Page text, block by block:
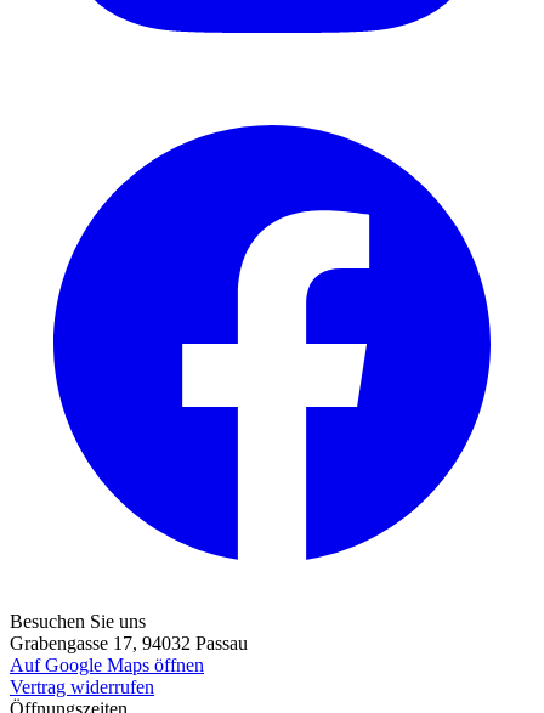
Besuchen Sie uns
Grabengasse 17, 94032 Passau
Auf Google Maps öffnen
Vertrag widerrufen
Öffnungszeiten